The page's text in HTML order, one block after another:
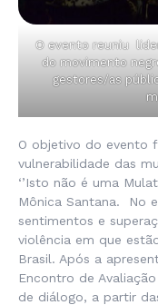
O evento reuniu
do movimento
gestores/as
O objetivo do evento
vulnerabilidade das
‘’Isto não é uma
Mônica Santana. No
sentimentos e
violência em que
Brasil. Após a
Encontro de
de diálogo, a partir